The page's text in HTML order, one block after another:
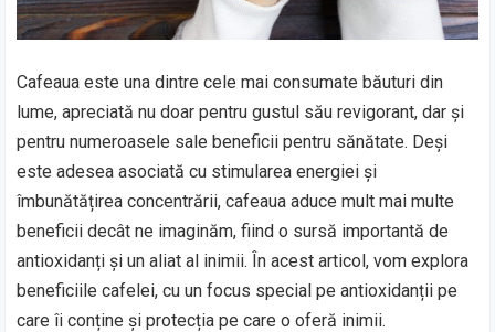
Cafeaua este una dintre cele mai consumate băuturi din
lume, apreciată nu doar pentru gustul său revigorant, dar și
pentru numeroasele sale beneficii pentru sănătate. Deși
este adesea asociată cu stimularea energiei și
îmbunătățirea concentrării, cafeaua aduce mult mai multe
beneficii decât ne imaginăm, fiind o sursă importantă de
antioxidanți și un aliat al inimii. În acest articol, vom explora
beneficiile cafelei, cu un focus special pe antioxidanții pe
care îi conține și protecția pe care o oferă inimii.